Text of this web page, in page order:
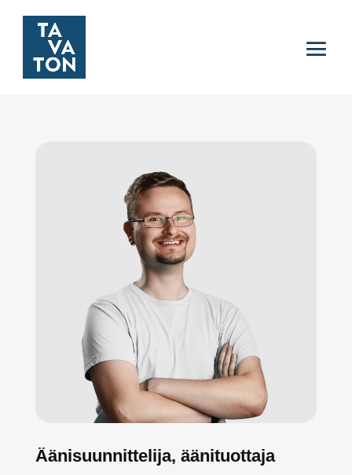
Äänisuunnittelija, äänituottaja